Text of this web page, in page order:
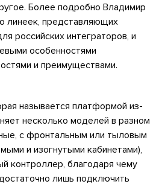
Более подробно Владимир
линеек, представляющих
российских интеграторов, и
особенностями
и преимуществами.
называется платформой из-
несколько моделей в разном
с фронтальным или тыловым
и изогнутыми кабинетами),
контроллер, благодаря чему
лишь подключить